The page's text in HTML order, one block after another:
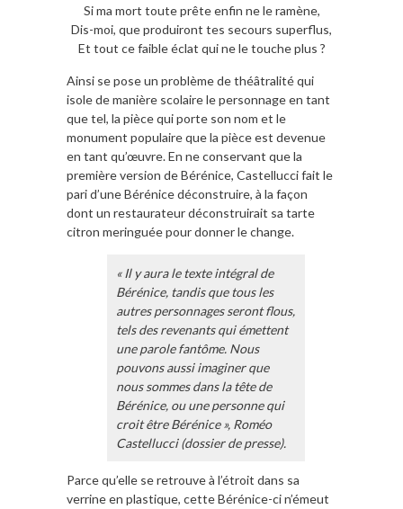
Si ma mort toute prête enfin ne le ramène,
Dis-moi, que produiront tes secours superflus,
Et tout ce faible éclat qui ne le touche plus ?
Ainsi se pose un problème de théâtralité qui
isole de manière scolaire le personnage en tant
que tel, la pièce qui porte son nom et le
monument populaire que la pièce est devenue
en tant qu’œuvre. En ne conservant que la
première version de Bérénice, Castellucci fait le
pari d’une Bérénice déconstruire, à la façon
dont un restaurateur déconstruirait sa tarte
citron meringuée pour donner le change.
« Il y aura le texte intégral de
Bérénice, tandis que tous les
autres personnages seront flous,
tels des revenants qui émettent
une parole fantôme. Nous
pouvons aussi imaginer que
nous sommes dans la tête de
Bérénice, ou une personne qui
croit être Bérénice », Roméo
Castellucci (dossier de presse).
Parce qu’elle se retrouve à l’étroit dans sa
verrine en plastique, cette Bérénice-ci n’émeut